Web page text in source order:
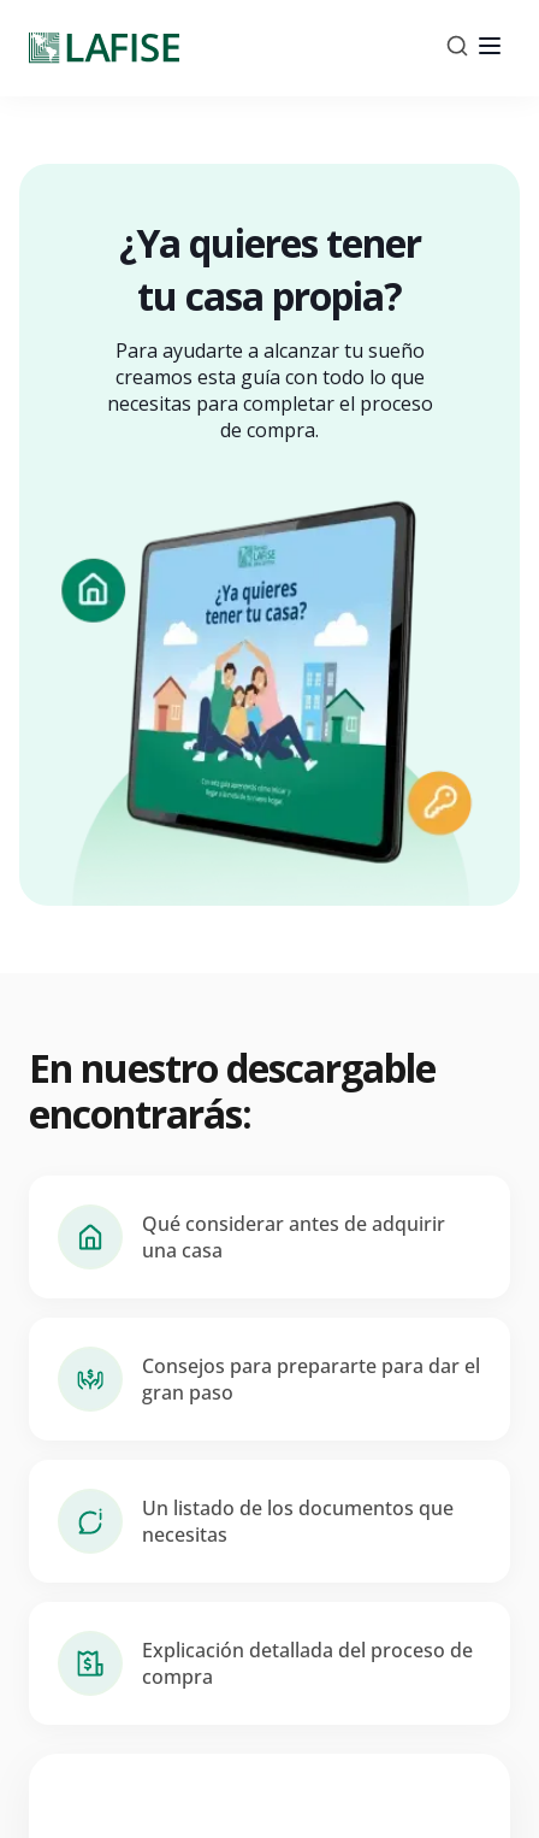
¿Ya quieres tener
tu casa propia?
Para ayudarte a alcanzar tu sueño
creamos esta guía con todo lo que
necesitas para completar el proceso
de compra.
En nuestro descargable
encontrarás:
Qué considerar antes de adquirir
una casa
Consejos para prepararte para dar el
gran paso
Un listado de los documentos que
necesitas
Explicación detallada del proceso de
compra